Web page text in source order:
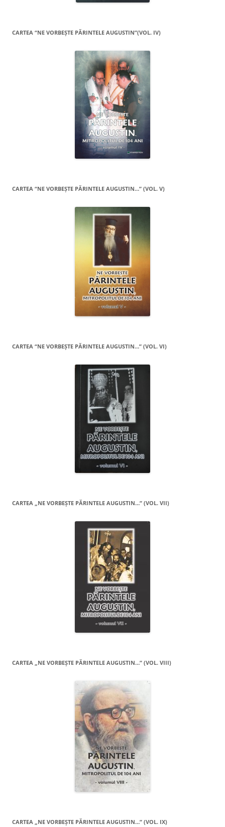
CARTEA “NE VORBEŞTE PĂRINTELE AUGUSTIN”(VOL. IV)
CARTEA “NE VORBEŞTE PĂRINTELE AUGUSTIN…” (VOL. V)
CARTEA “NE VORBEŞTE PĂRINTELE AUGUSTIN…” (VOL. VI)
CARTEA „NE VORBEŞTE PĂRINTELE AUGUSTIN…” (VOL. VII)
CARTEA „NE VORBEŞTE PĂRINTELE AUGUSTIN…” (VOL. VIII)
CARTEA „NE VORBEŞTE PĂRINTELE AUGUSTIN…” (VOL. IX)